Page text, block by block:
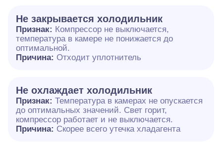
Не закрывается холодильник
Признак: Компрессор не выключается,
температура в камере не понижается до
оптимальной.
Причина: Отходит уплотнитель
Не охлаждает холодильник
Признак: Температура в камерах не опускается
до оптимальных значений. Свет горит,
компрессор работает и не выключается.
Причина: Скорее всего утечка хладагента